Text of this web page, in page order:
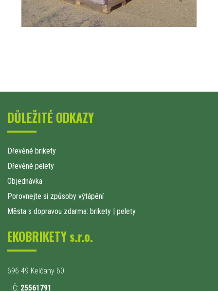
DŮLEŽITÉ ODKAZY
Dřevěné brikety
Dřevěné pelety
Objednávka
Porovnejte si způsoby výtápění
Města s dopravou zdarma: brikety | pelety
EKOBRIKETY s.r.o.
696 49 Kelčany 60
IČ: 25561791